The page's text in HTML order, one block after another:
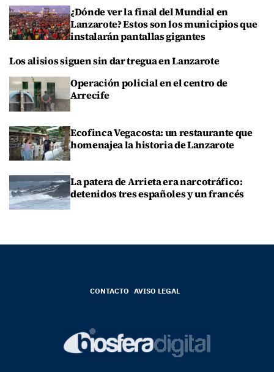
¿Dónde ver la final del Mundial en
Lanzarote? Estos son los municipios que
instalarán pantallas gigantes
Los alisios siguen sin dar tregua en Lanzarote
Operación policial en el centro de
Arrecife
Ecofinca Vegacosta: un restaurante que
homenajea la historia de Lanzarote
La patera de Arrieta era narcotráfico:
detenidos tres españoles y un francés
CONTACTO AVISO LEGAL